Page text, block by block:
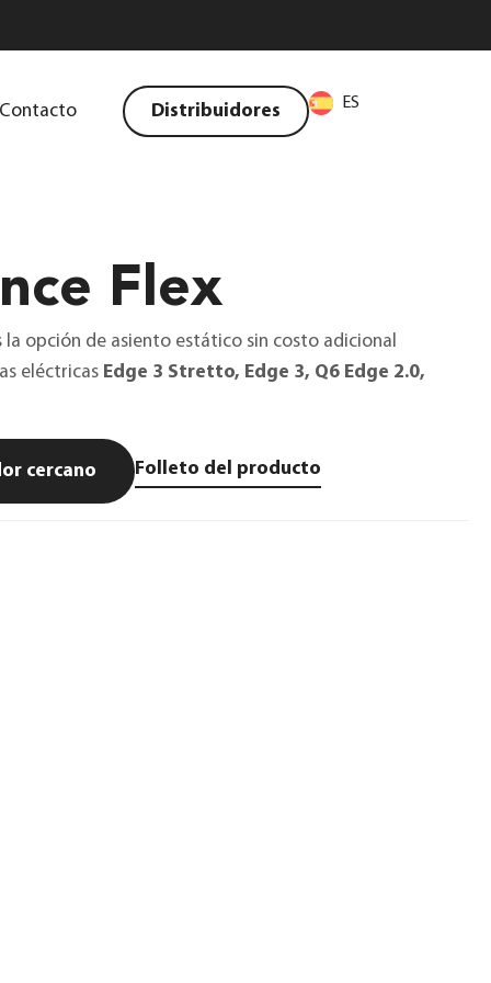
Contacto Distribuidores ES
Flex
la opción de asiento estático sin costo adicional
eléctricas Edge 3 Stretto, Edge 3, Q6 Edge 2.0,
cercano Folleto del producto